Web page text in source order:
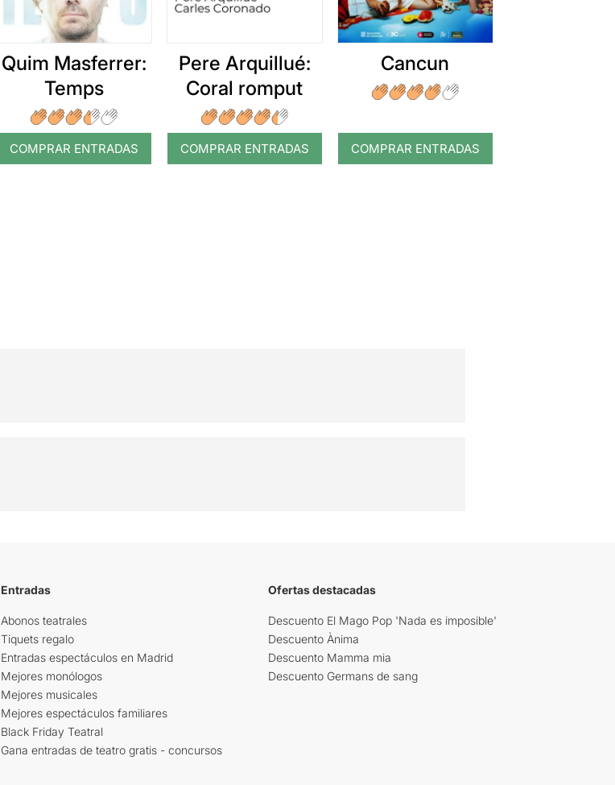
Quim Masferrer:
Temps
COMPRAR ENTRADAS
Pere Arquillué:
Coral romput
COMPRAR ENTRADAS
Cancun
COMPRAR ENTRADAS
Entradas
Abonos teatrales
Tiquets regalo
Entradas espectáculos en Madrid
Mejores monólogos
Mejores musicales
Mejores espectáculos familiares
Black Friday Teatral
Gana entradas de teatro gratis - concursos
Ofertas destacadas
Descuento El Mago Pop 'Nada es imposible'
Descuento Ànima
Descuento Mamma mia
Descuento Germans de sang